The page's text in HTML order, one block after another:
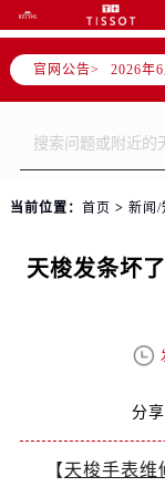
官网公告>
2026年
2026年
节假日
当前位置： 首页 > 新闻/
天梭发条坏
分
【天梭手表维